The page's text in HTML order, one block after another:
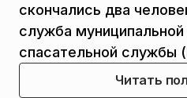
скончались два
служба муниципальной
спасательной службы
Читать